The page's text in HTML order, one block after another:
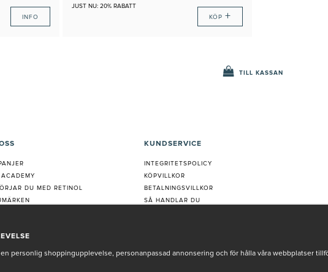
INFO
JUST NU: 20% RABATT
KÖP +
TILL KASSAN
DU MED RETINOL
KUNDSERVICE
INTEGRITETSPOLICY
KÖPVILLKOR
BETALNINGSVILLKOR
SÅ HANDLAR DU
personlig shoppingupplevelse, personanpassad annonsering och för hålla våra webbplatser